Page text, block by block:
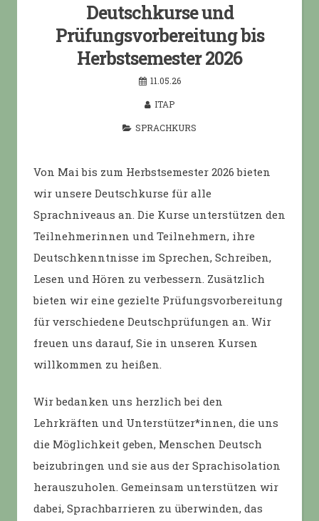
Deutschkurse und
Prüfungsvorbereitung bis
Herbstsemester 2026
11.05.26
ITAP
SPRACHKURS
Von Mai bis zum Herbstsemester 2026 bieten
wir unsere Deutschkurse für alle
Sprachniveaus an. Die Kurse unterstützen den
Teilnehmerinnen und Teilnehmern, ihre
Deutschkenntnisse im Sprechen, Schreiben,
Lesen und Hören zu verbessern. Zusätzlich
bieten wir eine gezielte Prüfungsvorbereitung
für verschiedene Deutschprüfungen an. Wir
freuen uns darauf, Sie in unseren Kursen
willkommen zu heißen.
Wir bedanken uns herzlich bei den
Lehrkräften und Unterstützer*innen, die uns
die Möglichkeit geben, Menschen Deutsch
beizubringen und sie aus der Sprachisolation
herauszuholen. Gemeinsam unterstützen wir
dabei, Sprachbarrieren zu überwinden, das